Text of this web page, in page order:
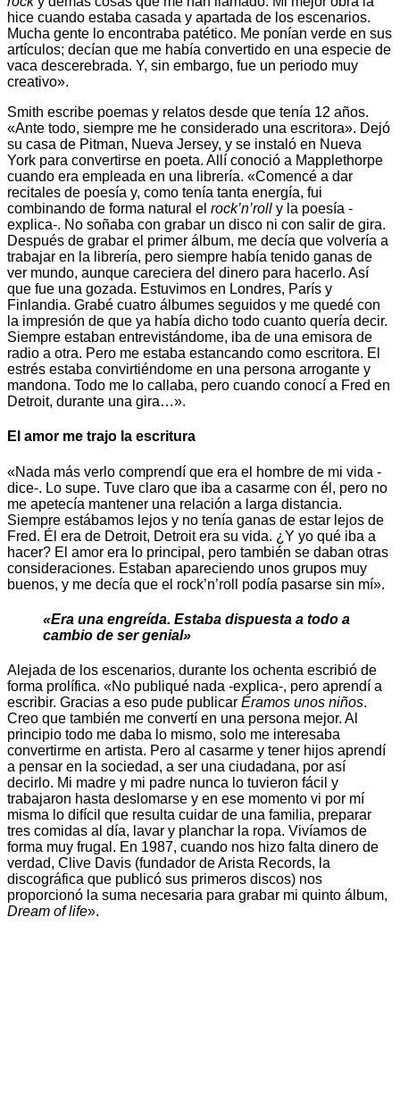
hice cuando estaba casada y apartada de los escenarios.
Mucha gente lo encontraba patético. Me ponían verde en sus
artículos; decían que me había convertido en una especie de
vaca descerebrada. Y, sin embargo, fue un periodo muy
creativo».
Smith escribe poemas y relatos desde que tenía 12 años.
«Ante todo, siempre me he considerado una escritora». Dejó
su casa de Pitman, Nueva Jersey, y se instaló en Nueva
York para convertirse en poeta. Allí conoció a Mapplethorpe
cuando era empleada en una librería. «Comencé a dar
recitales de poesía y, como tenía tanta energía, fui
combinando de forma natural el rock’n’roll y la poesía -
explica-. No soñaba con grabar un disco ni con salir de gira.
Después de grabar el primer álbum, me decía que volvería a
trabajar en la librería, pero siempre había tenido ganas de
ver mundo, aunque careciera del dinero para hacerlo. Así
que fue una gozada. Estuvimos en Londres, París y
Finlandia. Grabé cuatro álbumes seguidos y me quedé con
la impresión de que ya había dicho todo cuanto quería decir.
Siempre estaban entrevistándome, iba de una emisora de
radio a otra. Pero me estaba estancando como escritora. El
estrés estaba convirtiéndome en una persona arrogante y
mandona. Todo me lo callaba, pero cuando conocí a Fred en
Detroit, durante una gira…».
El amor me trajo la escritura
«Nada más verlo comprendí que era el hombre de mi vida -
dice-. Lo supe. Tuve claro que iba a casarme con él, pero no
me apetecía mantener una relación a larga distancia.
Siempre estábamos lejos y no tenía ganas de estar lejos de
Fred. Él era de Detroit, Detroit era su vida. ¿Y yo qué iba a
hacer? El amor era lo principal, pero también se daban otras
consideraciones. Estaban apareciendo unos grupos muy
buenos, y me decía que el rock’n’roll podía pasarse sin mí».
«Era una engreída. Estaba dispuesta a todo a
cambio de ser genial»
Alejada de los escenarios, durante los ochenta escribió de
forma prolífica. «No publiqué nada -explica-, pero aprendí a
escribir. Gracias a eso pude publicar Éramos unos niños.
Creo que también me convertí en una persona mejor. Al
principio todo me daba lo mismo, solo me interesaba
convertirme en artista. Pero al casarme y tener hijos aprendí
a pensar en la sociedad, a ser una ciudadana, por así
decirlo. Mi madre y mi padre nunca lo tuvieron fácil y
trabajaron hasta deslomarse y en ese momento vi por mí
misma lo difícil que resulta cuidar de una familia, preparar
tres comidas al día, lavar y planchar la ropa. Vivíamos de
forma muy frugal. En 1987, cuando nos hizo falta dinero de
verdad, Clive Davis (fundador de Arista Records, la
discográfica que publicó sus primeros discos) nos
proporcionó la suma necesaria para grabar mi quinto álbum,
Dream of life».